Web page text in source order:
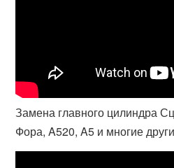
Замена главного цилиндра
Фора, A520, A5 и многие